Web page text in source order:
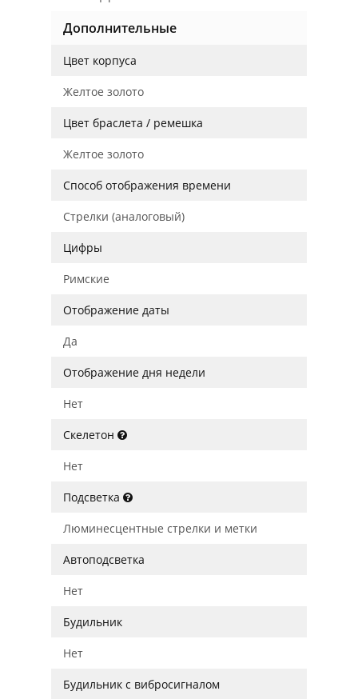
Дополнительные
Цвет корпуса
Желтое золото
Цвет браслета / ремешка
Желтое золото
Способ отображения времени
Стрелки (аналоговый)
Цифры
Римские
Отображение даты
Да
Отображение дня недели
Нет
Скелетон
Нет
Подсветка
Люминесцентные стрелки и метки
Автоподсветка
Нет
Будильник
Нет
Будильник с вибросигналом